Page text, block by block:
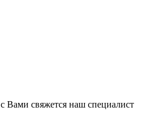
Вами свяжется наш специалист